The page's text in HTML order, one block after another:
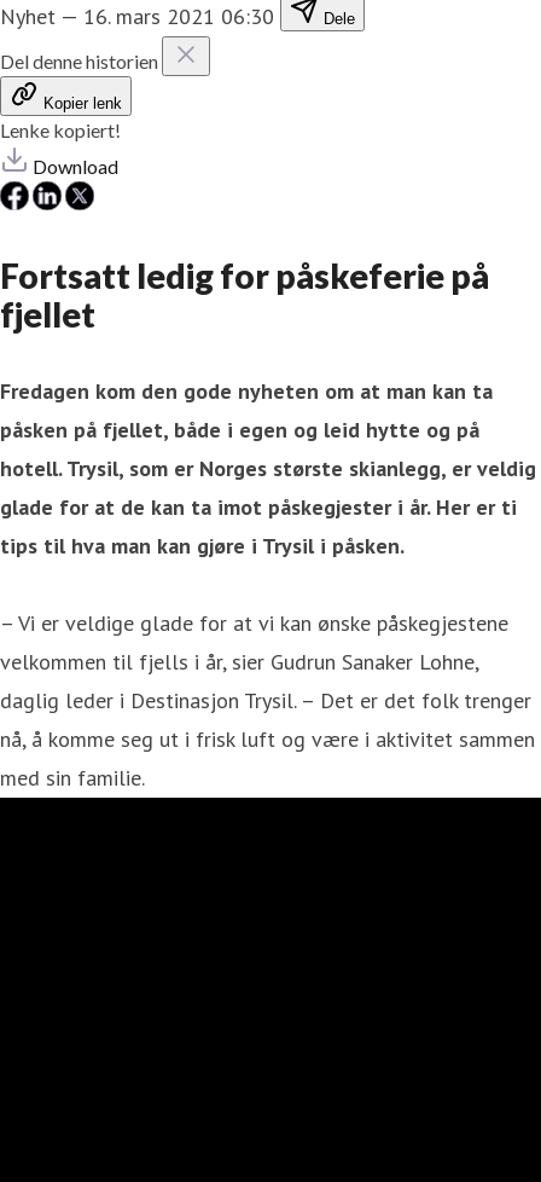
Nyhet — 16. mars 2021 06:30 Dele
Del denne historien
Kopier lenk
Lenke kopiert!
Download
Fortsatt ledig for påskeferie på
fjellet
Fredagen kom den gode nyheten om at man kan ta
påsken på fjellet, både i egen og leid hytte og på
hotell. Trysil, som er Norges største skianlegg, er veldig
glade for at de kan ta imot påskegjester i år. Her er ti
tips til hva man kan gjøre i Trysil i påsken.
– Vi er veldige glade for at vi kan ønske påskegjestene
velkommen til fjells i år, sier Gudrun Sanaker Lohne,
daglig leder i Destinasjon Trysil. – Det er det folk trenger
nå, å komme seg ut i frisk luft og være i aktivitet sammen
med sin familie.